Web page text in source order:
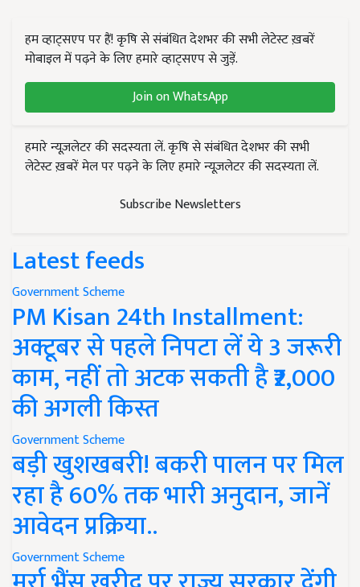
हम व्हाट्सएप पर हैं! कृषि से संबंधित देशभर की सभी लेटेस्ट ख़बरें
मोबाइल में पढ़ने के लिए हमारे व्हाट्सएप से जुड़ें.
Join on WhatsApp
हमारे न्यूज़लेटर की सदस्यता लें. कृषि से संबंधित देशभर की सभी
लेटेस्ट ख़बरें मेल पर पढ़ने के लिए हमारे न्यूज़लेटर की सदस्यता लें.
Subscribe Newsletters
Latest feeds
Government Scheme
PM Kisan 24th Installment:
अक्टूबर से पहले निपटा लें ये 3 जरूरी
काम, नहीं तो अटक सकती है ₹2,000
की अगली किस्त
Government Scheme
बड़ी खुशखबरी! बकरी पालन पर मिल
रहा है 60% तक भारी अनुदान, जानें
आवेदन प्रक्रिया..
Government Scheme